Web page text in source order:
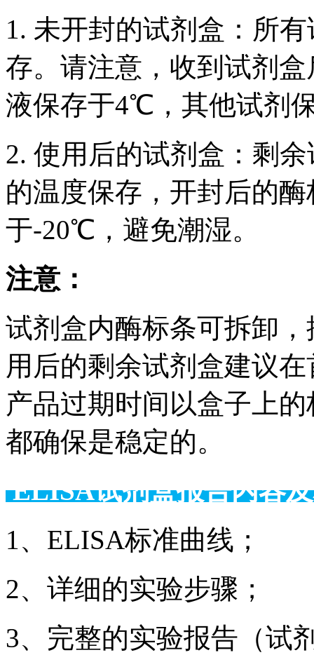
1. 未开封的试剂盒：所
存。请注意，收到试剂
液保存于4℃，其他试剂
2. 使用后的试剂盒：剩
的温度保存，开封后的
于-20℃，避免潮湿。
注意：
试剂盒内酶标条可拆卸
用后的剩余试剂盒建议
产品过期时间以盒子上
都确保是稳定的。
ELISA试剂盒报告内
1、ELISA标准曲线；
2、详细的实验步骤；
3、完整的实验报告（试